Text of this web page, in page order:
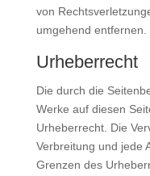
von
umgehend entfernen.
Urheberrecht
Die durch die
Werke auf diesen
Urheberrecht. Die
Verbreitung und jede
Grenzen des